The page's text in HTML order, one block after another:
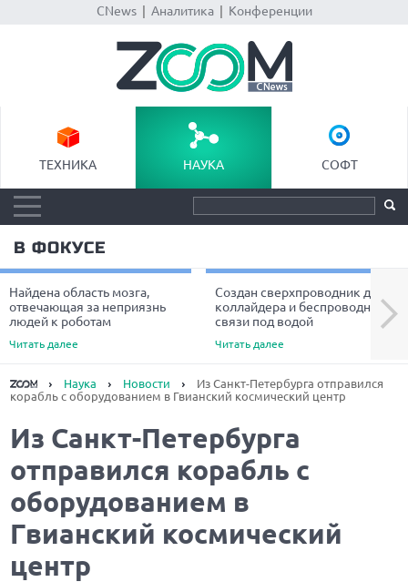
CNews| Аналитика| Конференции
ТЕХНИКА НАУКА СОФТ
В ФОКУСЕ
Найдена область мозга,
отвечающая за неприязнь
людей к роботам
Читать далее
Создан сверхпроводник для
коллайдера и беспроводной
связи под водой
Читать далее
Next
Наука Новости
Из Санкт-Петербурга отправился
корабль с оборудованием в Гвианский космический центр
Из Санкт-Петербурга
отправился корабль с
оборудованием в
Гвианский космический
центр